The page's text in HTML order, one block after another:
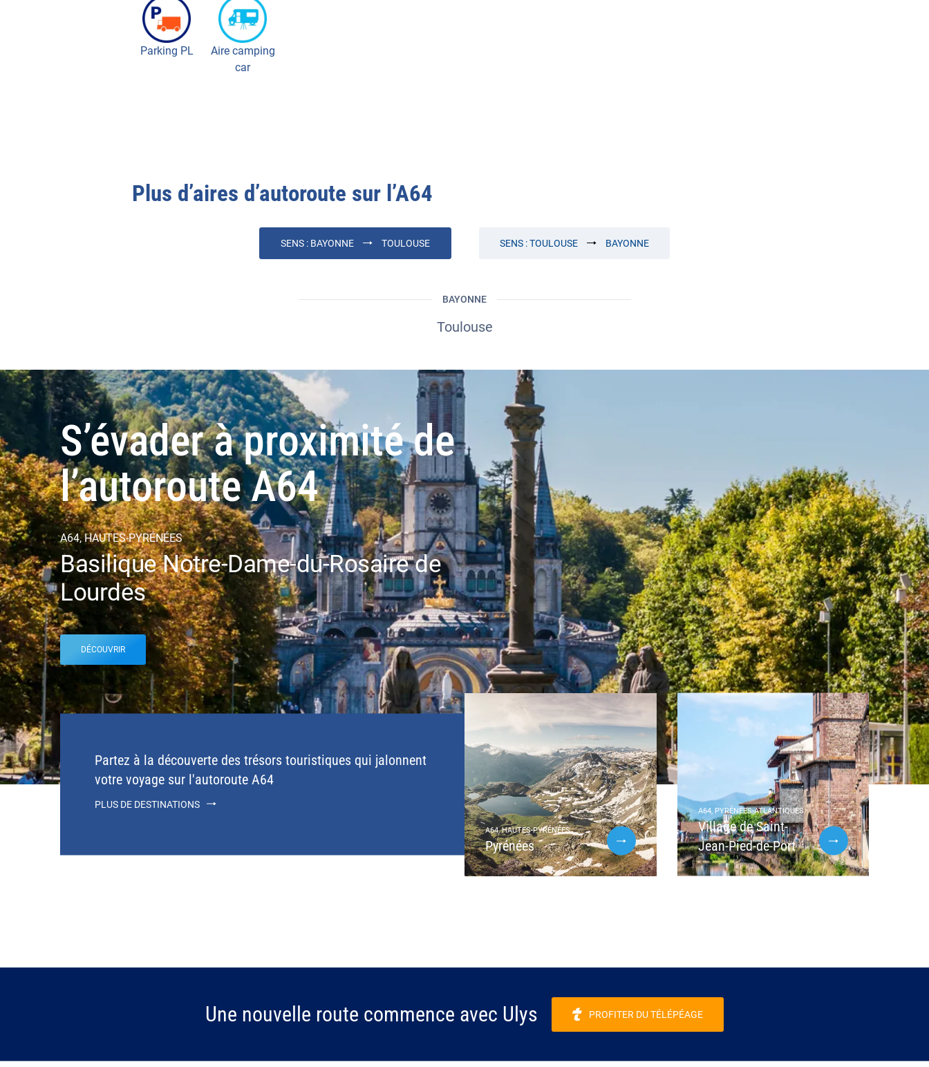
Parking PL
Aire camping
car
Plus d’aires d’autoroute sur l’A64
SENS : BAYONNE TOULOUSE SENS :TOULOUSE BAYONNE
BAYONNE
Toulouse
S’évader à proximité de
l’autoroute A64
A64, HAUTES-PYRÉNÉES
Basilique Notre-Dame-du-Rosaire de
Lourdes
DÉCOUVRIR
Partez à la découverte des trésors touristiques qui jalonnent
votre voyage sur l'autoroute A64
PLUS DE DESTINATIONS
A64, HAUTES-PYRÉNÉES
Pyrénées
A64, PYRÉNÉES-ATLANTIQUES
Village de Saint-
Jean-Pied-de-Port
Une nouvelle route commence avec Ulys PROFITER DU TÉLÉPÉAGE